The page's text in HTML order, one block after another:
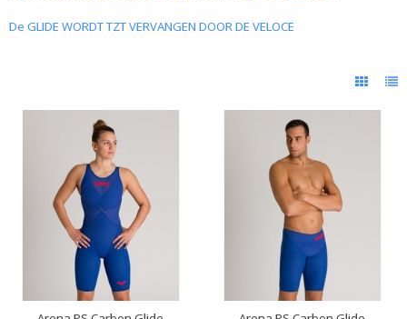
De GLIDE WORDT TZT VERVANGEN DOOR DE VELOCE